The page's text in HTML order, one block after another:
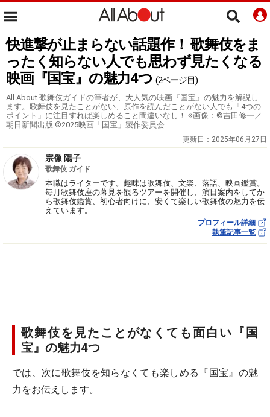
快進撃が止まらない話題作！ 歌舞伎をま
ったく知らない人でも思わず見たくなる
映画『国宝』の魅力4つ (2ページ目)
All About 歌舞伎ガイドの筆者が、大人気の映画『国宝』の魅力を解説し
ます。歌舞伎を見たことがない、原作を読んだことがない人でも「4つの
ポイント」に注目すれば楽しめること間違いなし！ ※画像：©吉田修一／
朝日新聞出版 ©2025映画「国宝」製作委員会
更新日： 2025年06月27日
宗像 陽子
歌舞伎 ガイド
本職はライターです。趣味は歌舞伎、文楽、落語、映画鑑賞。
毎月歌舞伎座の幕見を観るツアーを開催し、演目案内をしてか
ら歌舞伎鑑賞、初心者向けに、安くて楽しい歌舞伎の魅力を伝
えています。
プロフィール詳細
執筆記事一覧
歌舞伎を見たことがなくても面白い『国
宝』の魅力4つ
では、次に歌舞伎を知らなくても楽しめる『国宝』の魅
力をお伝えします。